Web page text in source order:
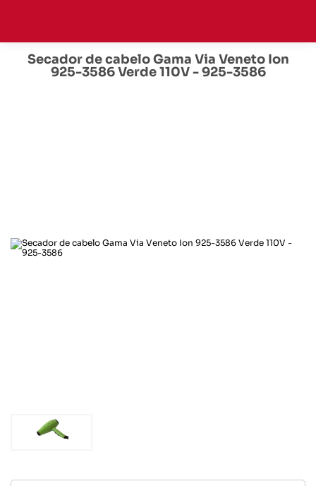
Secador de cabelo Gama Via Veneto Ion
925-3586 Verde 110V - 925-3586